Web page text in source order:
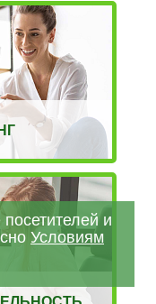
и
Условиям